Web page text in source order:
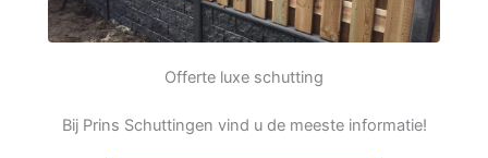
Offerte luxe schutting
Bij Prins Schuttingen vind u de meeste informatie!